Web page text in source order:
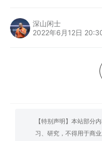
深山闲士
2022年6月12日
【特别声明】本站部分
习、研究，不得用于商